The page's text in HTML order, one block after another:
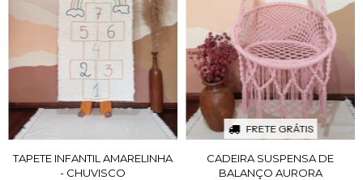
TAPETE INFANTIL AMARELINHA
- CHUVISCO
FRETE GRÁTIS
CADEIRA SUSPENSA DE
BALANÇO AURORA